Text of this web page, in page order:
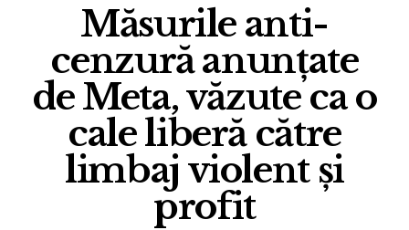
Măsurile anti-
cenzură anunțate
de Meta, văzute ca o
cale liberă către
limbaj violent și
profit